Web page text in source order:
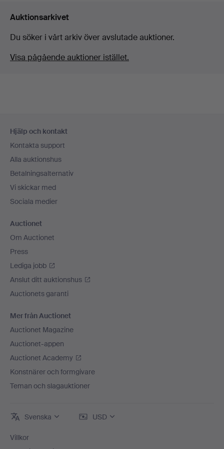
Auktionsarkivet
Du söker i vårt arkiv över avslutade auktioner.
Visa pågående auktioner istället.
Hjälp och kontakt
Kontakta support
Alla auktionshus
Betalningsalternativ
Vi skickar med
Sociala medier
Auctionet
Om Auctionet
Press
Lediga jobb
Anslut ditt auktionshus
Auctionets garanti
Mer från Auctionet
Auctionet Magazine
Auctionet-appen
Auctionet Academy
Konstnärer och formgivare
Teman och slagauktioner
Svenska USD
Villkor